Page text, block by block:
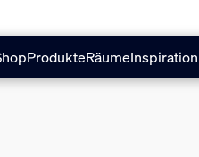
ProdukteRäumeInspiration